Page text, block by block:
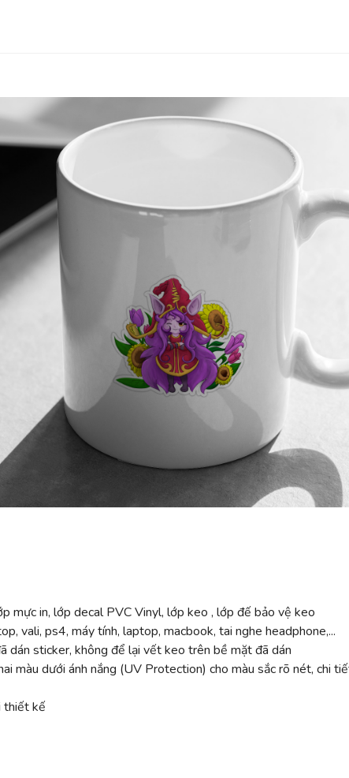
mực in, lớp decal PVC Vinyl, lớp keo , lớp đế bảo vệ keo
vali, ps4, máy tính, laptop, macbook, tai nghe headphone,...
dán sticker, không để lại vết keo trên bề mặt đã dán
màu dưới ánh nắng (UV Protection) cho màu sắc rõ nét, chi
thiết kế